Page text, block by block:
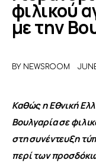
φιλικού
με την
BY NEWSROOM
Καθώς η Εθνική
Βουλγαρία σε
στη συνέντευξη
περί των